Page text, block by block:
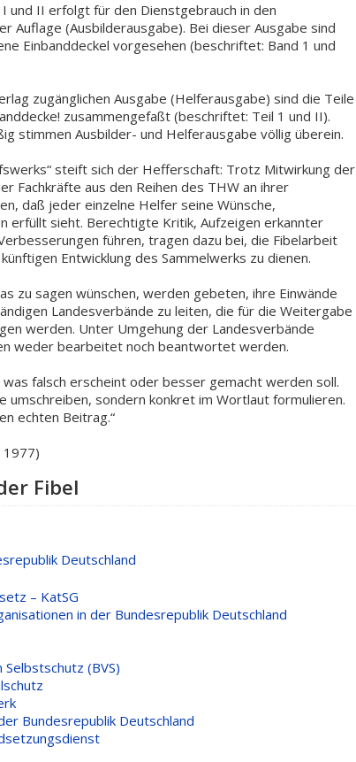
und II erfolgt für den Dienstgebrauch in den
Auflage (Ausbilderausgabe). Bei dieser Ausgabe sind
Einbanddeckel vorgesehen (beschriftet: Band 1 und
zugänglichen Ausgabe (Helferausgabe) sind die Teile
zusammengefaßt (beschriftet: Teil 1 und II).
stimmen Ausbilder- und Helferausgabe völlig überein.
steift sich der Hefferschaft: Trotz Mitwirkung der
Fachkräfte aus den Reihen des THW an ihrer
daß jeder einzelne Helfer seine Wünsche,
erfüllt sieht. Berechtigte Kritik, Aufzeigen erkannter
führen, tragen dazu bei, die Fibelarbeit
Entwicklung des Sammelwerks zu dienen.
zu sagen wünschen, werden gebeten, ihre Einwände
Landesverbände zu leiten, die für die Weitergabe
werden. Unter Umgehung der Landesverbände
weder bearbeitet noch beantwortet werden.
falsch erscheint oder besser gemacht werden soll.
umschreiben, sondern konkret im Wortlaut formulieren.
echten Beitrag.“
1977)
Fibel
Deutschland
– KatSG
in der Bundesrepublik Deutschland
(BVS)
Bundesrepublik Deutschland